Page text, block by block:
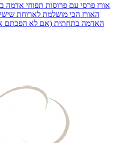
אורז פרסי עם פרוסות תפוחי
האורז הכי מושלמת לארוחת
האדמה בתחתית (אם לא הפכתם